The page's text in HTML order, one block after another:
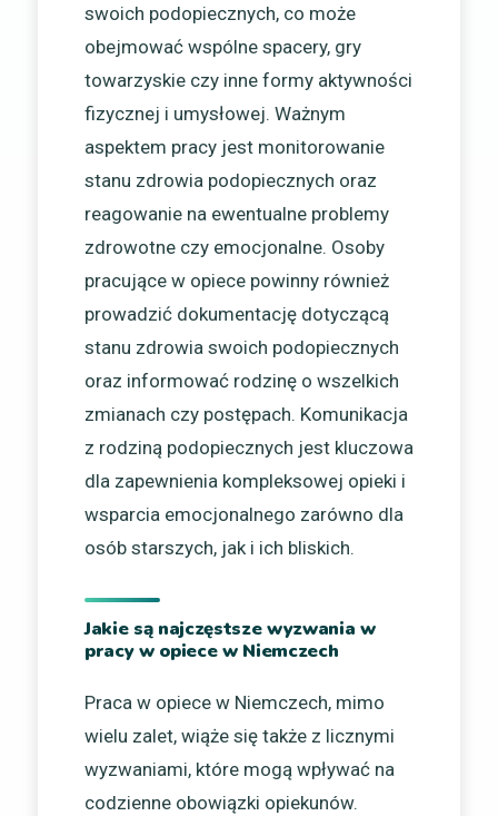
swoich podopiecznych, co może
obejmować wspólne spacery, gry
towarzyskie czy inne formy aktywności
fizycznej i umysłowej. Ważnym
aspektem pracy jest monitorowanie
stanu zdrowia podopiecznych oraz
reagowanie na ewentualne problemy
zdrowotne czy emocjonalne. Osoby
pracujące w opiece powinny również
prowadzić dokumentację dotyczącą
stanu zdrowia swoich podopiecznych
oraz informować rodzinę o wszelkich
zmianach czy postępach. Komunikacja
z rodziną podopiecznych jest kluczowa
dla zapewnienia kompleksowej opieki i
wsparcia emocjonalnego zarówno dla
osób starszych, jak i ich bliskich.
Jakie są najczęstsze wyzwania w
pracy w opiece w Niemczech
Praca w opiece w Niemczech, mimo
wielu zalet, wiąże się także z licznymi
wyzwaniami, które mogą wpływać na
codzienne obowiązki opiekunów.